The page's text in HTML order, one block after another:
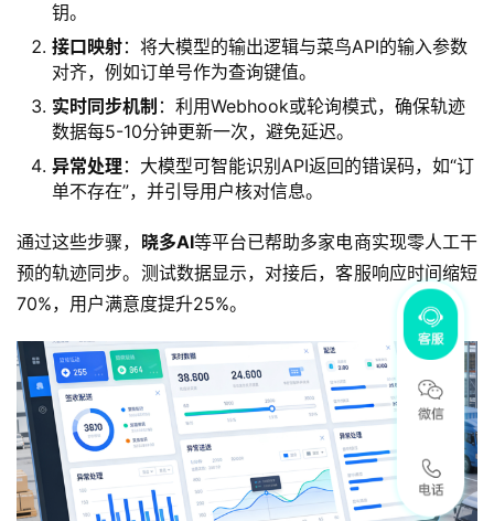
钥。
接口映射：将大模型的输出逻辑与菜鸟API的输入参数
对齐，例如订单号作为查询键值。
实时同步机制 ：利用Webhook或轮询模式，确保轨迹
数据每5-10分钟更新一次，避免延迟。
异常处理 ：大模型可智能识别API返回的错误码，如“订
单不存在”，并引导用户核对信息。
通过这些步骤， 晓多AI等平台已帮助多家电商实现零人工干
预的轨迹同步。测试数据显示，对接后，客服响应时间缩短
70%，用户满意度提升25%。